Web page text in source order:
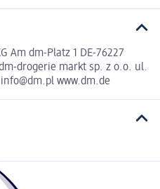
Am dm-Platz 1 DE-76227
drogerie markt sp. z o.o. ul.
info@dm.pl www.dm.de